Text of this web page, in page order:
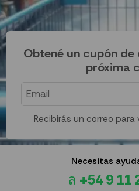
Obtené un cupón
próxima
Recibirás un correo
Necesitas
+54 9 11